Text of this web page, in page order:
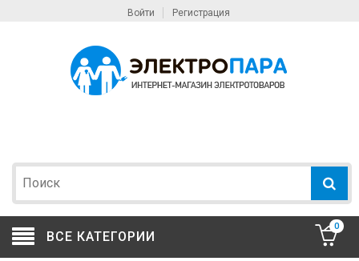
Войти Регистрация
ВСЕ КАТЕГОРИИ
0